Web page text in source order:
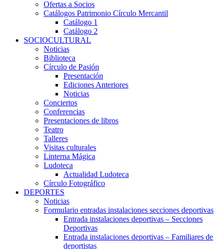
Ofertas a Socios
Catálogos Patrimonio Círculo Mercantil
Catálogo 1
Catálogo 2
SOCIOCULTURAL
Noticias
Biblioteca
Círculo de Pasión
Presentación
Ediciones Anteriores
Noticias
Conciertos
Conferencias
Presentaciones de libros
Teatro
Talleres
Visitas culturales
Linterna Mágica
Ludoteca
Actualidad Ludoteca
Círculo Fotográfico
DEPORTES
Noticias
Formulario entradas instalaciones secciones deportivas
Entrada instalaciones deportivas – Secciones
Deportivas
Entrada instalaciones deportivas – Familiares de
deportistas